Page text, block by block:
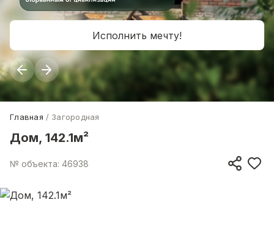
Исполнить мечту!
Главная Загородная
Дом, 142.1м²
№ объекта: 46938